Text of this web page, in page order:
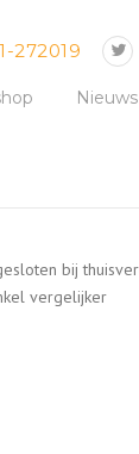
272019
Nieuws